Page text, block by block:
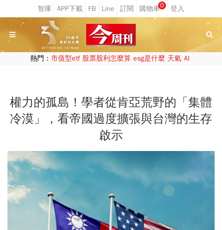
0
熱門： 市值型etf 股票股利怎麼算 esg是什麼 天氣 AI
權力的孤島！學者從肯亞荒野的「集體
冷漠」，看帝國過度擴張與台灣的生存
啟示